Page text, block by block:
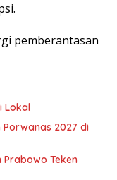
pemberantasan
Lokal
Porwanas 2027 di
Prabowo Teken